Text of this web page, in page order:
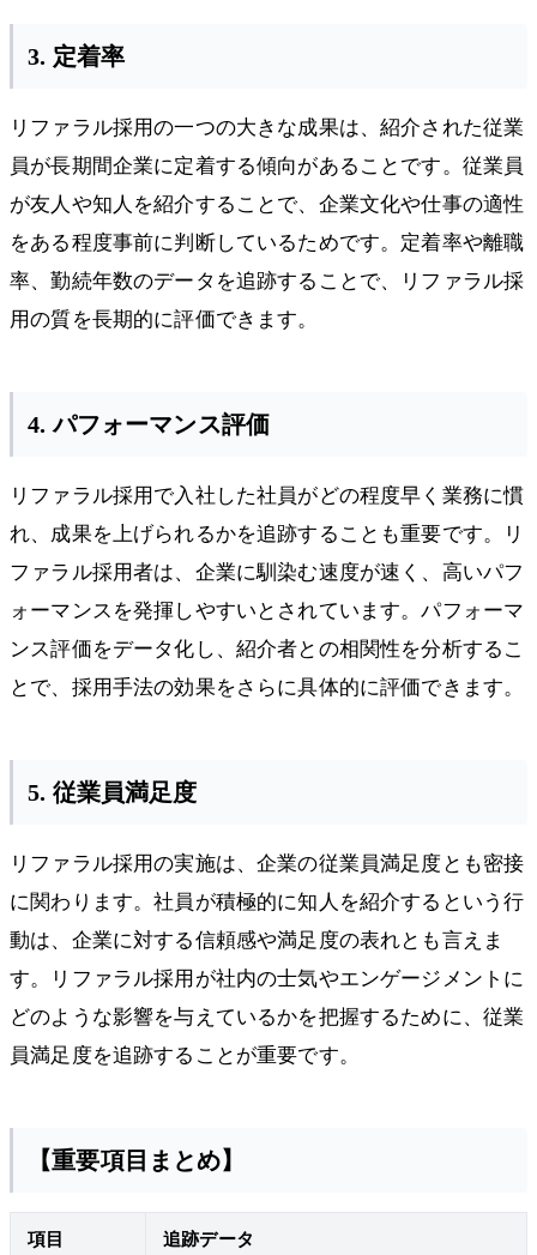
3. 定着率
リファラル採用の一つの大きな成果は、紹介された従業
員が長期間企業に定着する傾向があることです。従業員
が友人や知人を紹介することで、企業文化や仕事の適性
をある程度事前に判断しているためです。定着率や離職
率、勤続年数のデータを追跡することで、リファラル採
用の質を長期的に評価できます。
4. パフォーマンス評価
リファラル採用で入社した社員がどの程度早く業務に慣
れ、成果を上げられるかを追跡することも重要です。リ
ファラル採用者は、企業に馴染む速度が速く、高いパフ
ォーマンスを発揮しやすいとされています。パフォーマ
ンス評価をデータ化し、紹介者との相関性を分析するこ
とで、採用手法の効果をさらに具体的に評価できます。
5. 従業員満足度
リファラル採用の実施は、企業の従業員満足度とも密接
に関わります。社員が積極的に知人を紹介するという行
動は、企業に対する信頼感や満足度の表れとも言えま
す。リファラル採用が社内の士気やエンゲージメントに
どのような影響を与えているかを把握するために、従業
員満足度を追跡することが重要です。
【重要項目まとめ】
項目 追跡データ